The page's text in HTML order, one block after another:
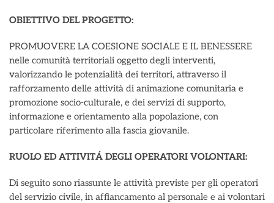
OBIETTIVO DEL PROGETTO:
PROMUOVERE LA COESIONE SOCIALE E IL BENESSERE
nelle comunità territoriali oggetto degli interventi,
valorizzando le potenzialità dei territori, attraverso il
rafforzamento delle attività di animazione comunitaria e
promozione socio-culturale, e dei servizi di supporto,
informazione e orientamento alla popolazione, con
particolare riferimento alla fascia giovanile.
RUOLO ED ATTIVITÁ DEGLI OPERATORI VOLONTARI:
Di seguito sono riassunte le attività previste per gli operatori
del servizio civile, in affiancamento al personale e ai volontari